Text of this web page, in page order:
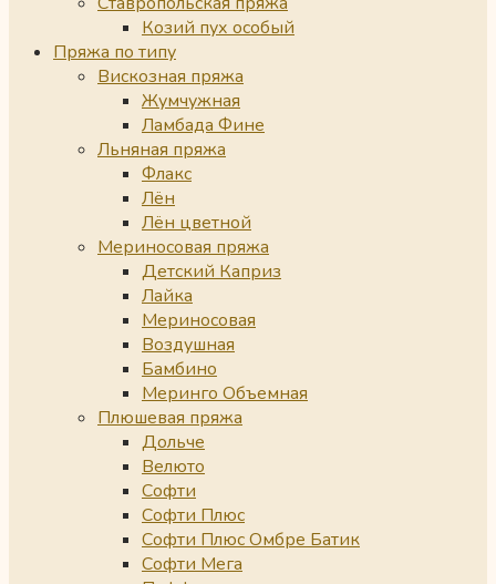
Козий пух особый
Пряжа по типу
Вискозная пряжа
Жумчужная
Ламбада Фине
Льняная пряжа
Флакс
Лён
Лён цветной
Мериносовая пряжа
Детский Каприз
Лайка
Мериносовая
Воздушная
Бамбино
Меринго Объемная
Плюшевая пряжа
Дольче
Велюто
Софти
Софти Плюс
Софти Плюс Омбре Батик
Софти Мега